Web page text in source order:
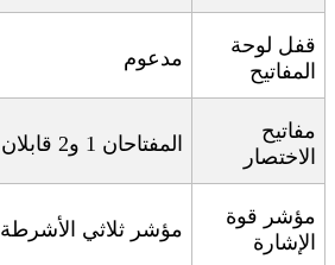
قفل لوحة
المفاتيح
مدعوم
مفاتيح
الاختصار
المفتاحان 1 و2 قابلان للبرمجة
مؤشر قوة
الإشارة
مؤشر ثلاثي الأشرطة